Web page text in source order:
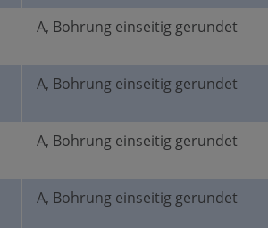
A, Bohrung einseitig gerundet
A, Bohrung einseitig gerundet
A, Bohrung einseitig gerundet
A, Bohrung einseitig gerundet